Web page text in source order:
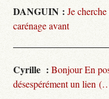
DANGUIN : Je
carénage avant
Cyrille : Bonjour En
désespérément un lien